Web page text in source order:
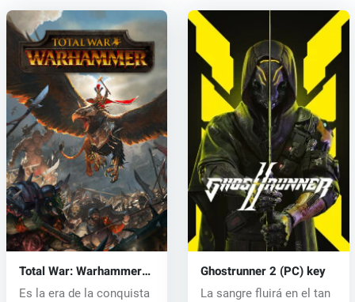
Total War: Warhammer
(PC) CD key
Es la era de la conquista
Ghostrunner 2 (PC) key
La sangre fluirá en el tan